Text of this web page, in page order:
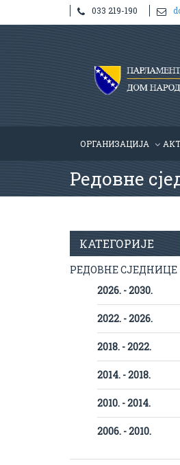
033 219-190
ОРГАНИЗАЦИЈА
Редовне
КАТЕГОРИЈЕ
РЕДОВНЕ СЈЕДНИЦЕ
2026. - 2030.
2022. - 2026.
2018. - 2022.
2014. - 2018.
2010. - 2014.
2006. - 2010.